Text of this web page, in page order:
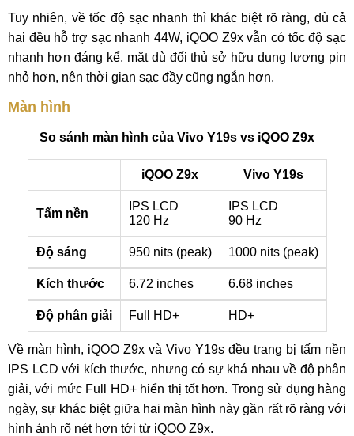
Tuy nhiên, về tốc độ sạc nhanh thì khác biệt rõ ràng, dù cả
hai đều hỗ trợ sạc nhanh 44W, iQOO Z9x vẫn có tốc độ sạc
nhanh hơn đáng kể, mặt dù đối thủ sở hữu dung lượng pin
nhỏ hơn, nên thời gian sạc đầy cũng ngắn hơn.
Màn hình
So sánh màn hình của Vivo Y19s vs iQOO Z9x
iQOO Z9x Vivo Y19s
Tấm nền
IPS LCD
120 Hz
IPS LCD
90 Hz
Độ sáng 950 nits (peak) 1000 nits (peak)
Kích thước 6.72 inches 6.68 inches
Độ phân giải Full HD+ HD+
Về màn hình, iQOO Z9x và Vivo Y19s đều trang bị tấm nền
IPS LCD với kích thước, nhưng có sự khá nhau về độ phân
giải, với mức Full HD+ hiển thị tốt hơn. Trong sử dụng hàng
ngày, sự khác biệt giữa hai màn hình này gần rất rõ ràng với
hình ảnh rõ nét hơn tới từ iQOO Z9x.